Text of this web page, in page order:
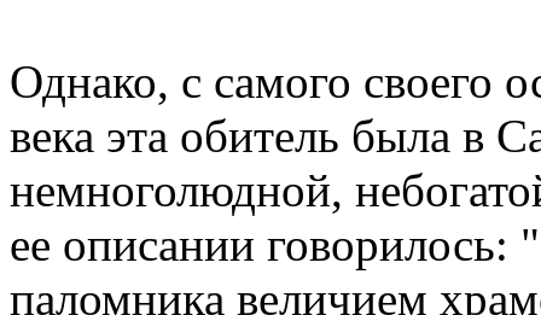
Однако, с самого своего
века эта обитель была в
немноголюдной,
ее описании говорилось:
паломника величием